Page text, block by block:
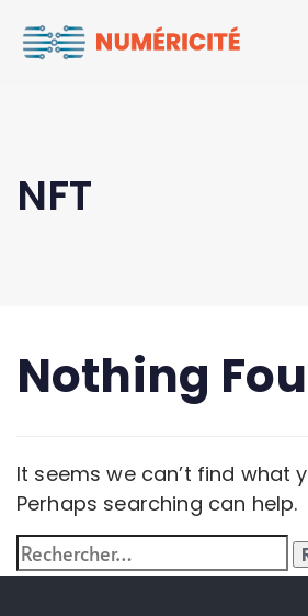
NFT
Nothing
It seems we can’t find what
Perhaps searching can help.